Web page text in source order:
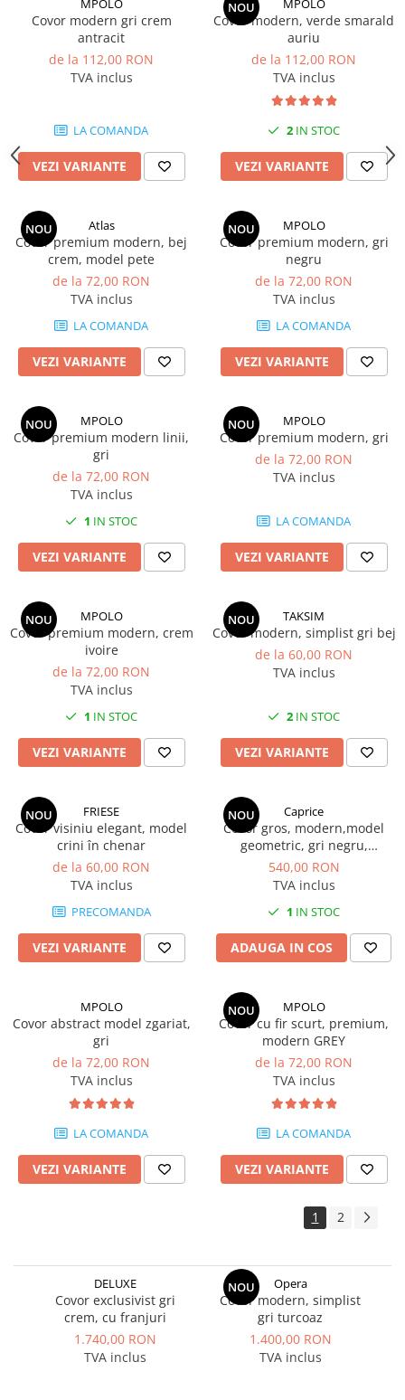
MPOLO
Covor modern gri crem
antracit
de la 112,00 RON
TVA inclus
LA COMANDA
VEZI VARIANTE
NOU MPOLO
Covor modern, verde smarald
auriu
de la 112,00 RON
TVA inclus
2 IN STOC
VEZI VARIANTE
NOU Atlas
Covor premium modern, bej
crem, model pete
de la 72,00 RON
TVA inclus
LA COMANDA
VEZI VARIANTE
NOU MPOLO
Covor premium modern, gri
negru
de la 72,00 RON
TVA inclus
LA COMANDA
VEZI VARIANTE
NOU MPOLO
Covor premium modern linii,
gri
de la 72,00 RON
TVA inclus
1 IN STOC
VEZI VARIANTE
NOU MPOLO
Covor premium modern, gri
de la 72,00 RON
TVA inclus
LA COMANDA
VEZI VARIANTE
NOU MPOLO
Covor premium modern, crem
ivoire
de la 72,00 RON
TVA inclus
1 IN STOC
VEZI VARIANTE
NOU TAKSIM
Covor modern, simplist gri bej
de la 60,00 RON
TVA inclus
2 IN STOC
VEZI VARIANTE
NOU FRIESE
Covor visiniu elegant, model
crini în chenar
de la 60,00 RON
TVA inclus
PRECOMANDA
VEZI VARIANTE
NOU Caprice
Covor gros, modern,model
geometric, gri negru,
dreptunghiular
540,00 RON
TVA inclus
1 IN STOC
ADAUGA IN COS
MPOLO
Covor abstract model zgariat,
gri
de la 72,00 RON
TVA inclus
LA COMANDA
VEZI VARIANTE
NOU MPOLO
Covor cu fir scurt, premium,
modern GREY
de la 72,00 RON
TVA inclus
LA COMANDA
VEZI VARIANTE
1 2
DELUXE
Covor exclusivist gri
crem, cu franjuri
1.740,00 RON
TVA inclus
NOU Opera
Covor modern, simplist
gri turcoaz
1.400,00 RON
TVA inclus